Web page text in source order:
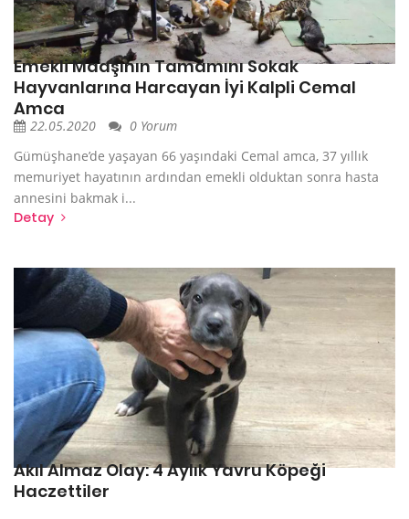
Emekli Maaşının Tamamını Sokak
Hayvanlarına Harcayan İyi Kalpli Cemal
Amca
22.05.2020
0 Yorum
Gümüşhane’de yaşayan 66 yaşındaki Cemal amca, 37 yıllık
memuriyet hayatının ardından emekli olduktan sonra hasta
annesini bakmak i...
Detay
Akıl Almaz Olay: 4 Aylık Yavru Köpeği
Haczettiler